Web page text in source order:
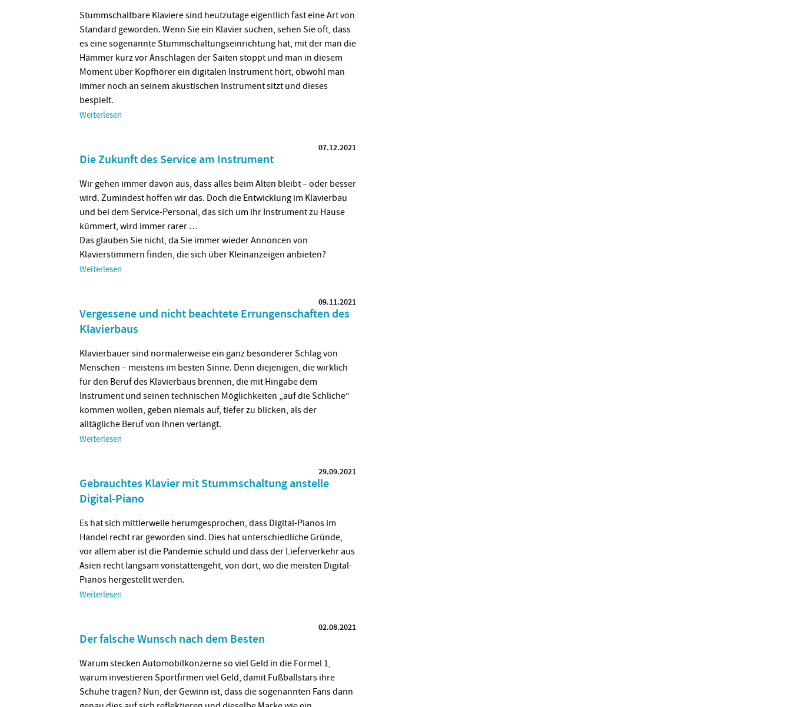
Stummschaltbare Klaviere sind heutzutage eigentlich fast eine Art von
Standard geworden. Wenn Sie ein Klavier suchen, sehen Sie oft, dass
es eine sogenannte Stummschaltungseinrichtung hat, mit der man die
Hämmer kurz vor Anschlagen der Saiten stoppt und man in diesem
Moment über Kopfhörer ein digitalen Instrument hört, obwohl man
immer noch an seinem akustischen Instrument sitzt und dieses
bespielt.
Weiterlesen
07.12.2021
Die Zukunft des Service am Instrument
Wir gehen immer davon aus, dass alles beim Alten bleibt – oder besser
wird. Zumindest hoffen wir das. Doch die Entwicklung im Klavierbau
und bei dem Service-Personal, das sich um ihr Instrument zu Hause
kümmert, wird immer rarer …
Das glauben Sie nicht, da Sie immer wieder Annoncen von
Klavierstimmern finden, die sich über Kleinanzeigen anbieten?
Weiterlesen
09.11.2021
Vergessene und nicht beachtete Errungenschaften des
Klavierbaus
Klavierbauer sind normalerweise ein ganz besonderer Schlag von
Menschen – meistens im besten Sinne. Denn diejenigen, die wirklich
für den Beruf des Klavierbaus brennen, die mit Hingabe dem
Instrument und seinen technischen Möglichkeiten „auf die Schliche“
kommen wollen, geben niemals auf, tiefer zu blicken, als der
alltägliche Beruf von ihnen verlangt.
Weiterlesen
29.09.2021
Gebrauchtes Klavier mit Stummschaltung anstelle
Digital-Piano
Es hat sich mittlerweile herumgesprochen, dass Digital-Pianos im
Handel recht rar geworden sind. Dies hat unterschiedliche Gründe,
vor allem aber ist die Pandemie schuld und dass der Lieferverkehr aus
Asien recht langsam vonstattengeht, von dort, wo die meisten Digital-
Pianos hergestellt werden.
Weiterlesen
02.08.2021
Der falsche Wunsch nach dem Besten
Warum stecken Automobilkonzerne so viel Geld in die Formel 1,
warum investieren Sportfirmen viel Geld, damit Fußballstars ihre
Schuhe tragen? Nun, der Gewinn ist, dass die sogenannten Fans dann